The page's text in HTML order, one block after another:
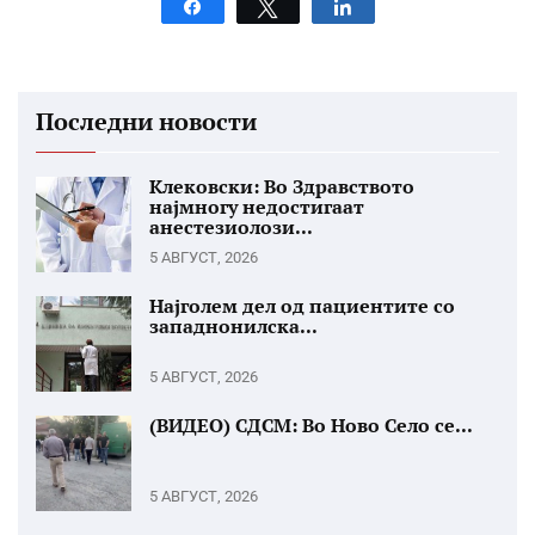
Tweet
Последни новости
Клековски: Во Здравството
најмногу недостигаат
анестезиолози...
5 АВГУСТ, 2026
Најголем дел од пациентите со
западнонилска...
5 АВГУСТ, 2026
(ВИДЕО) СДСМ: Во Ново Село се...
5 АВГУСТ, 2026